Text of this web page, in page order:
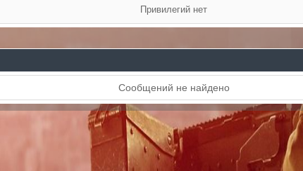
Привилегий нет
Сообщений не найдено